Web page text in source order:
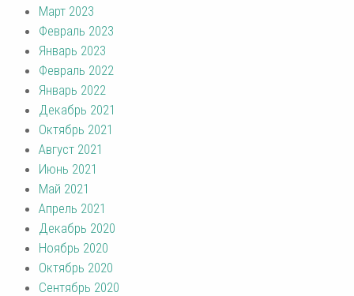
Март 2023
Февраль 2023
Январь 2023
Февраль 2022
Январь 2022
Декабрь 2021
Октябрь 2021
Август 2021
Июнь 2021
Май 2021
Апрель 2021
Декабрь 2020
Ноябрь 2020
Октябрь 2020
Сентябрь 2020